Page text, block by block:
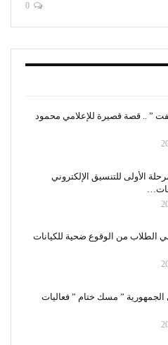
” .. قصة قصيرة للإعلامي محمود
الأولى للتنسيق الإلكتروني
الطلاب من الوقوع ضحية للكيانات
” مسك ختام ” فعاليات